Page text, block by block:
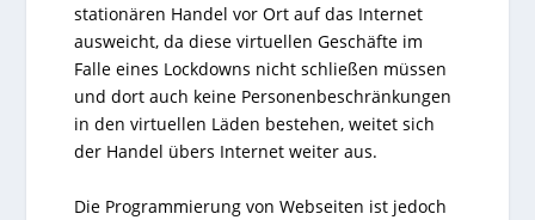
stationären Handel vor Ort auf das Internet
ausweicht, da diese virtuellen Geschäfte im
Falle eines Lockdowns nicht schließen müssen
und dort auch keine Personenbeschränkungen
in den virtuellen Läden bestehen, weitet sich
der Handel übers Internet weiter aus.
Die Programmierung von Webseiten ist jedoch